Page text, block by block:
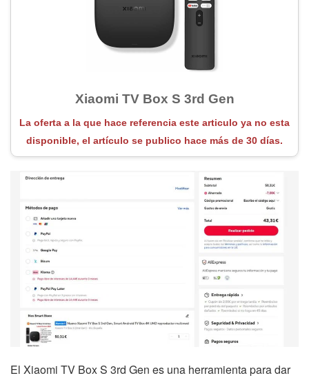
Xiaomi TV Box S 3rd Gen
La oferta a la que hace referencia este articulo ya no esta
disponible, el artículo se publico hace más de 30 días.
El Xiaomi TV Box S 3rd Gen es una herramienta para dar